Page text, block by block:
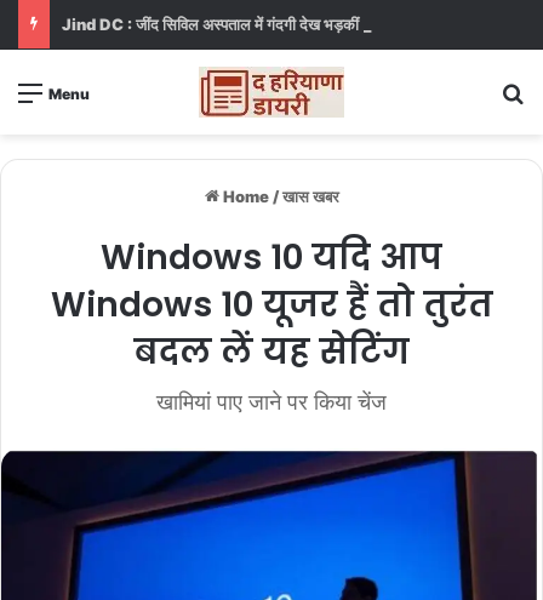
Menu
Home / खास खबर
Windows 10 यदि आप
Windows 10 यूजर हैं तो तुरंत
बदल लें यह सेटिंग
खामियां पाए जाने पर किया चेंज